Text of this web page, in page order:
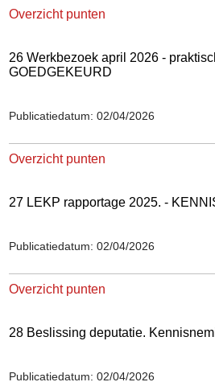
Overzicht punten
26 Werkbezoek april 2026 -
GOEDGEKEURD
Publicatiedatum: 02/04/2026
Overzicht punten
27 LEKP rapportage 2025. -
Publicatiedatum: 02/04/2026
Overzicht punten
28 Beslissing deputatie.
Publicatiedatum: 02/04/2026